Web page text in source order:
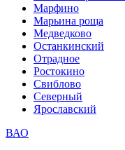
Марфино
Марьина роща
Медведково
Останкинский
Отрадное
Ростокино
Свиблово
Северный
Ярославский
ВАО